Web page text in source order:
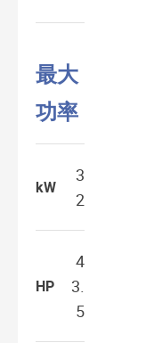
最大
功率
kW
3
2
HP
4
3.
5